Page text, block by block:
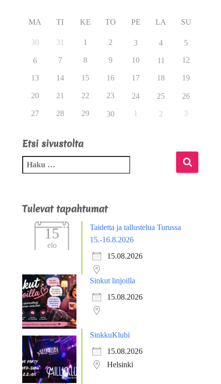
MA TI KE TO PE LA SU
30 31 1 2 3 4 5
6 7 8 9 10 11 12
13 14 15 16 17 18 19
20 21 22 23 24 25 26
27 28 29 30 1 2 3
Etsi sivustolta
Tulevat tapahtumat
15
elo
Taidetta ja tallustelua Turussa
15.-16.8.2026
15.08.2026
Sinkut linjoilla
15.08.2026
SinkkuKlubi
15.08.2026
Helsinki